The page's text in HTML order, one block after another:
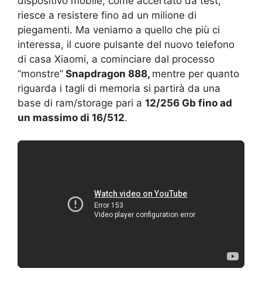
riesce a resistere fino ad un milione di
piegamenti. Ma veniamo a quello che più ci
interessa, il cuore pulsante del nuovo telefono
di casa Xiaomi, a cominciare dal processo
“monstre” Snapdragon 888, mentre per quanto
riguarda i tagli di memoria si partirà da una
base di ram/storage pari a 12/256 Gb fino ad
un massimo di 16/512.